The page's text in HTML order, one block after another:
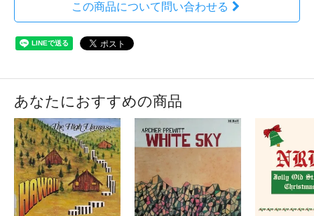
この商品について問い合わせる
あなたにおすすめの商品